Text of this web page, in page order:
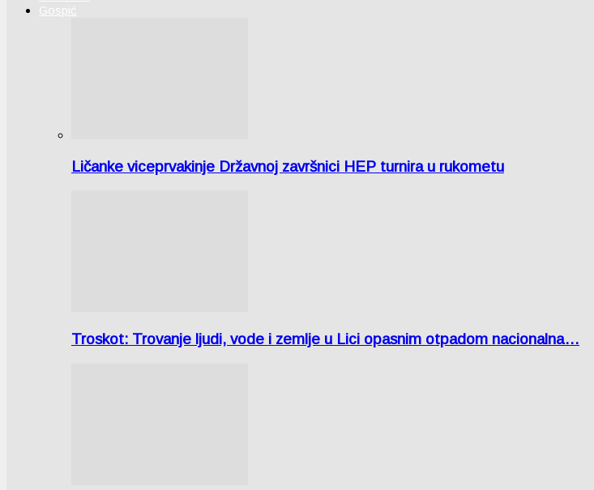
Gospić
Ličanke viceprvakinje Državnoj završnici HEP turnira u rukometu
Troskot: Trovanje ljudi, vode i zemlje u Lici opasnim otpadom nacionalna…